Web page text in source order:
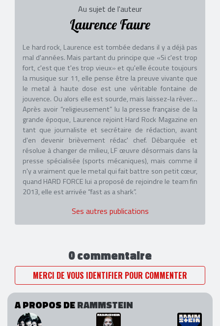
Au sujet de l'auteur
Laurence Faure
Le hard rock, Laurence est tombée dedans il y a déjà pas
mal d'années. Mais partant du principe que «Si c'est trop
fort, c'est que t'es trop vieux» et qu'elle écoute toujours
la musique sur 11, elle pense être la preuve vivante que
le metal à haute dose est une véritable fontaine de
jouvence. Ou alors elle est sourde, mais laissez-la rêver…
Après avoir “religieusement” lu la presse française de la
grande époque, Laurence rejoint Hard Rock Magazine en
tant que journaliste et secrétaire de rédaction, avant
d'en devenir brièvement rédac' chef. Débarquée et
résolue à changer de milieu, LF œuvre désormais dans la
presse spécialisée (sports mécaniques), mais comme il
n'y a vraiment que le metal qui fait battre son petit cœur,
quand HARD FORCE lui a proposé de rejoindre le team fin
2013, elle est arrivée “fast as a shark”.
Ses autres publications
0 commentaire
MERCI DE VOUS IDENTIFIER POUR COMMENTER
A PROPOS DERAMMSTEIN